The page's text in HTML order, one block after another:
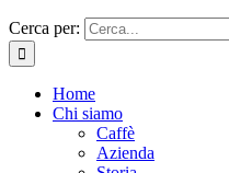
Cerca per:
Home
Chi siamo
Caffè
Azienda